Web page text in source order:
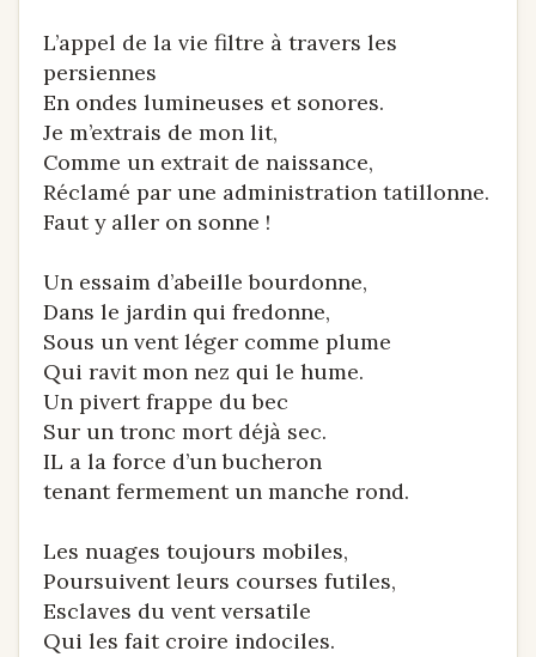
L’appel de la vie filtre à travers les
persiennes
En ondes lumineuses et sonores.
Je m’extrais de mon lit,
Comme un extrait de naissance,
Réclamé par une administration tatillonne.
Faut y aller on sonne !
Un essaim d’abeille bourdonne,
Dans le jardin qui fredonne,
Sous un vent léger comme plume
Qui ravit mon nez qui le hume.
Un pivert frappe du bec
Sur un tronc mort déjà sec.
IL a la force d’un bucheron
tenant fermement un manche rond.
Les nuages toujours mobiles,
Poursuivent leurs courses futiles,
Esclaves du vent versatile
Qui les fait croire indociles.